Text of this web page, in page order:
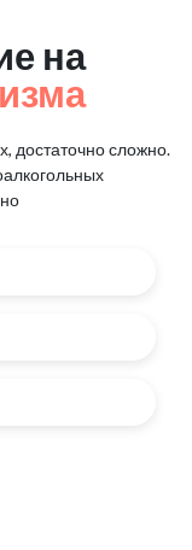
на
достаточно сложно.